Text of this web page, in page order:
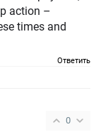
action –
times and
Ответить
0